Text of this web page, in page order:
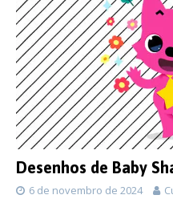
Desenhos de Baby
6 de novembro de 2024